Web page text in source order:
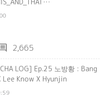
2,665
LOG] Ep.25 노방황 : Bang
Lee Know X Hyunjin